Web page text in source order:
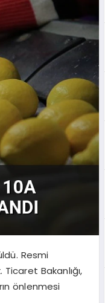
Resmi
Bakanlığı,
önlenmesi